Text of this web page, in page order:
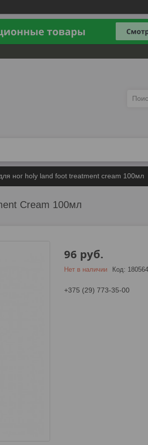
ног holy land foot treatment cream 100мл
Cream 100мл
96 руб.
Нет в наличии Код: 180564
+375 (29) 773-35-00